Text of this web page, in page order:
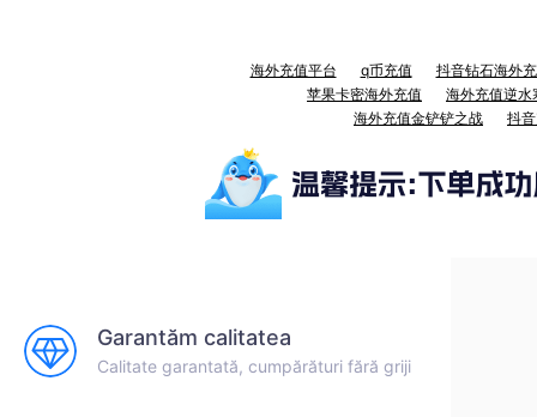
海外充值平台 q币充值
抖音钻石海外
苹果卡密海外充值
海外充值逆水
海外充值金铲铲之战
抖
Garantăm calitatea
Calitate garantată, cumpărături fără griji